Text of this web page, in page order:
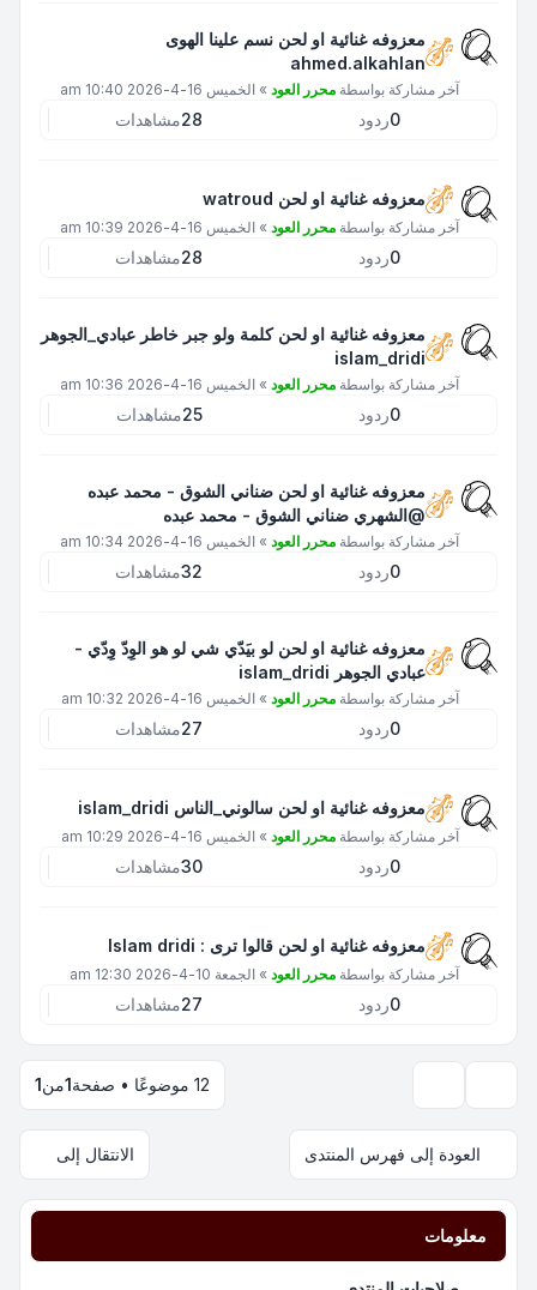
معزوفه غنائية او لحن نسم علينا الهوى
ahmed.alkahlan
آخر مشاركة بواسطة محرر العود » الخميس 16-4-2026 10:40 am
0ردود 28مشاهدات
معزوفه غنائية او لحن watroud
آخر مشاركة بواسطة محرر العود » الخميس 16-4-2026 10:39 am
0ردود 28مشاهدات
معزوفه غنائية او لحن كلمة ولو جبر خاطر عبادي_الجوهر
islam_dridi
آخر مشاركة بواسطة محرر العود » الخميس 16-4-2026 10:36 am
0ردود 25مشاهدات
معزوفه غنائية او لحن ضناني الشوق - محمد عبده
@الشهري ضناني الشوق - محمد عبده
آخر مشاركة بواسطة محرر العود » الخميس 16-4-2026 10:34 am
0ردود 32مشاهدات
معزوفه غنائية او لحن لو بيَدّي شي لو هو الوِدّ وِدّي -
عبادي الجوهر islam_dridi
آخر مشاركة بواسطة محرر العود » الخميس 16-4-2026 10:32 am
0ردود 27مشاهدات
معزوفه غنائية او لحن سالوني_الناس islam_dridi
آخر مشاركة بواسطة محرر العود » الخميس 16-4-2026 10:29 am
0ردود 30مشاهدات
معزوفه غنائية او لحن قالوا ترى : Islam dridi
آخر مشاركة بواسطة محرر العود » الجمعة 10-4-2026 12:30 am
0ردود 27مشاهدات
12 موضوعًا • صفحة 1من1
العودة إلى فهرس المنتدى الانتقال إلى
معلومات